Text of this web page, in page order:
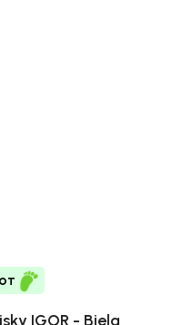
IGOR - Biela